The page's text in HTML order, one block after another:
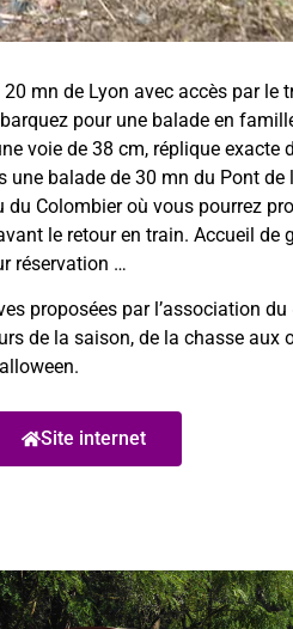
mn de Lyon avec accès par le
pour une balade en
voie de 38 cm, réplique exacte
une balade de 30 mn du Pont de
du Colombier où vous pourrez
le retour en train. Accueil de
réservation …
proposées par l’association du
de la saison, de la chasse
Site internet